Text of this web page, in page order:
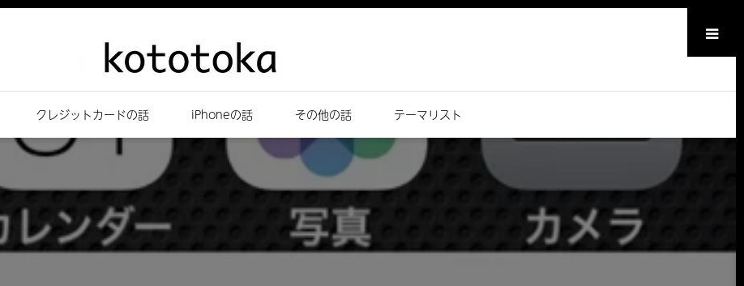
メニュー
クレジットカードの話 iPhoneの話 その他の話 テーマリスト